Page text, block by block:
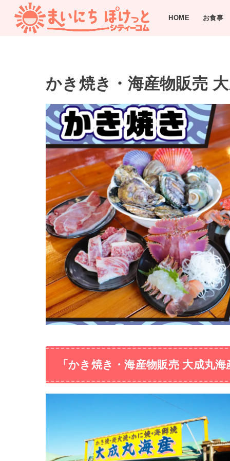
HOME お食事
かき焼き・海産物販売
「かき焼き・海産物販売 大成丸